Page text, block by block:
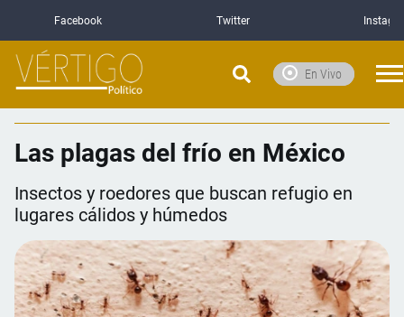
Facebook Twitter
En Vivo
Las plagas del frío en México
Insectos y roedores que buscan refugio en
lugares cálidos y húmedos